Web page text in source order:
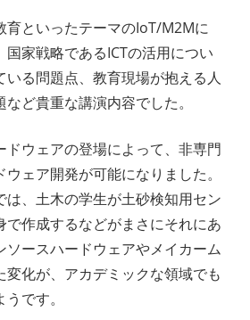
育といったテーマのIoT/M2Mに
家戦略であるICTの活用につい
いる問題点、教育現場が抱える人
ど貴重な講演内容でした。
ドウェアの登場によって、非専門
ェア開発が可能になりました。
は、土木の学生が土砂検知用セン
で作成するなどがまさにそれにあ
ソースハードウェアやメイカーム
変化が、アカデミックな領域でも
です。